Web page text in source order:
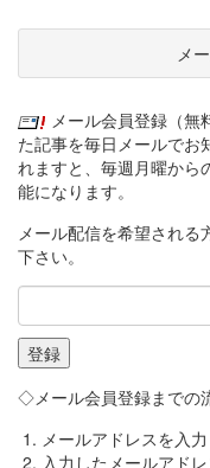
メ
メール会員登録（無
た記事を毎日メールでお
れますと、毎週月曜から
能になります。
メール配信を希望される
下さい。
◇メール会員登録までの
メールアドレスを入力
入力したメールアド